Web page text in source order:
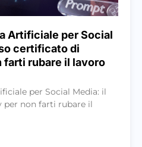
Artificiale per Social
certificato di
farti rubare il lavoro
per Social Media: il
per non farti rubare il